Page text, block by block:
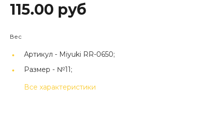
115.00 руб
Вес
Артикул - Miyuki RR-0650;
Размер - №11;
Все характеристики